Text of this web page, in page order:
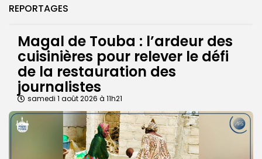
REPORTAGES
Magal de Touba : l’ardeur des
cuisinières pour relever le défi
de la restauration des
journalistes
samedi 1 août 2026 à 11h21